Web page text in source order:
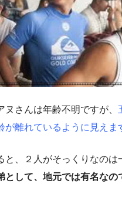
ヌさんは年齢不明ですが、
が離れているように見えま
と、２人がそっくりなのは
として、地元では有名なの